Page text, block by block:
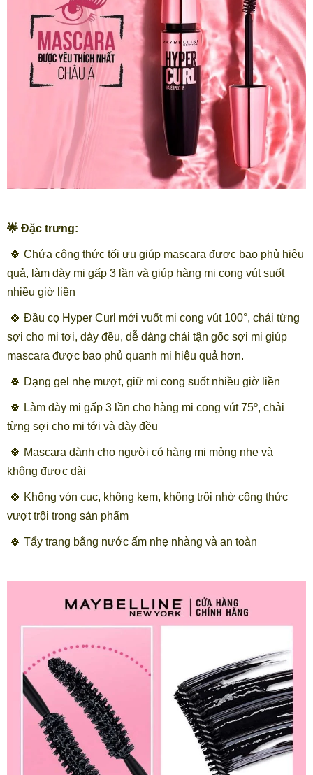
🌟 Đặc trưng:
🍀 Chứa công thức tối ưu giúp mascara được bao phủ hiệu
quả, làm dày mi gấp 3 lần và giúp hàng mi cong vút suốt
nhiều giờ liền
🍀 Đầu cọ Hyper Curl mới vuốt mi cong vút 100°, chải từng
sợi cho mi tơi, dày đều, dễ dàng chải tận gốc sợi mi giúp
mascara được bao phủ quanh mi hiệu quả hơn.
🍀 Dạng gel nhẹ mượt, giữ mi cong suốt nhiều giờ liền
🍀 Làm dày mi gấp 3 lần cho hàng mi cong vút 75º, chải
từng sợi cho mi tới và dày đều
🍀 Mascara dành cho người có hàng mi mỏng nhẹ và
không được dài
🍀 Không vón cục, không kem, không trôi nhờ công thức
vượt trội trong sản phẩm
🍀 Tẩy trang bằng nước ấm nhẹ nhàng và an toàn